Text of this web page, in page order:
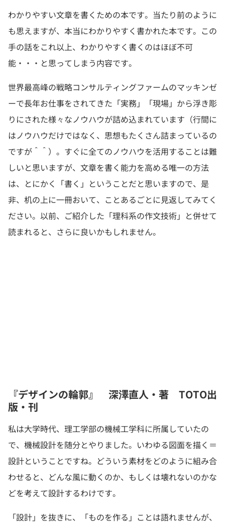
わかりやすい文章を書くための本です。当たり前のように
も思えますが、本当にわかりやすく書かれた本です。この
手の話をこれ以上、わかりやすく書くのはほぼ不可
能・・・と思ってしまう内容です。
世界最高峰の戦略コンサルティングファームのマッキンゼ
ーで長年お仕事をされてきた「実務」「現場」から浮き彫
りにされた様々なノウハウが詰め込まれています（行間に
はノウハウだけではなく、思想もたくさん詰まっているの
ですが＾＾）。すぐに全てのノウハウを活用することは難
しいと思いますが、文章を書く能力を高める唯一の方法
は、とにかく「書く」ということだと思いますので、是
非、机の上に一冊おいて、ことあるごとに見返してみてく
ださい。以前、ご紹介した「理科系の作文技術」と併せて
読まれると、さらに良いかもしれません。
『デザインの輪郭』 深澤直人・著 TOTO出
版・刊
私は大学時代、理工学部の機械工学科に所属していたの
で、機械設計を随分とやりました。いわゆる図面を描く＝
設計ということですね。どういう素材をどのように組み合
わせると、どんな風に動くのか、もしくは壊れないのかな
どを考えて設計するわけです。
「設計」を抜きに、「ものを作る」ことは語れませんが、